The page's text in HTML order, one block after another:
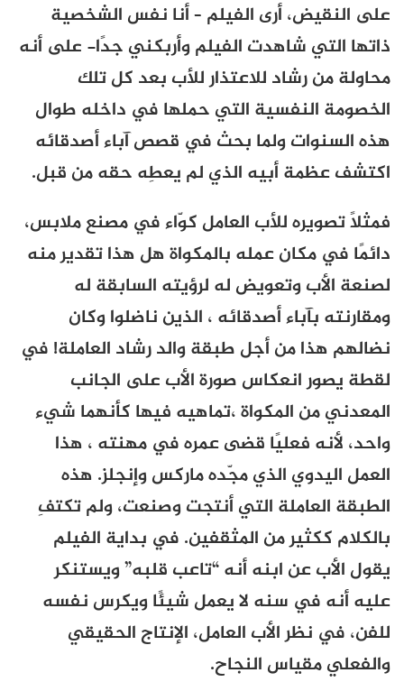
على النقيض، أرى الفيلم – أنا نفس الشخصية
ذاتها التي شاهدت الفيلم وأربكني جدًا- على أنه
محاولة من رشاد للاعتذار للأب بعد كل تلك
الخصومة النفسية التي حملها في داخله طوال
هذه السنوات ولما بحث في قصص آباء أصدقائه
اكتشف عظمة أبيه الذي لم يعطِه حقه من قبل.
فمثلًا تصويره للأب العامل كوّاء في مصنع ملابس،
دائمًا في مكان عمله بالمكواة هل هذا تقدير منه
لصنعة الأب وتعويض له لرؤيته السابقة له
ومقارنته بآباء أصدقائه ، الذين ناضلوا وكان
نضالهم هذا من أجل طبقة والد رشاد العاملة! في
لقطة يصور انعكاس صورة الأب على الجانب
المعدني من المكواة ،تماهيه فيها كأنهما شيء
واحد، لأنه فعليًا قضى عمره في مهنته ، هذا
العمل اليدوي الذي مجّده ماركس وإنجلز. هذه
الطبقة العاملة التي أنتجت وصنعت، ولم تكتفِ
بالكلام ككثير من المثقفين. في بداية الفيلم
يقول الأب عن ابنه أنه “تاعب قلبه” ويستنكر
عليه أنه في سنه لا يعمل شيئًا ويكرس نفسه
للفن، في نظر الأب العامل، الإنتاج الحقيقي
والفعلي مقياس النجاح.